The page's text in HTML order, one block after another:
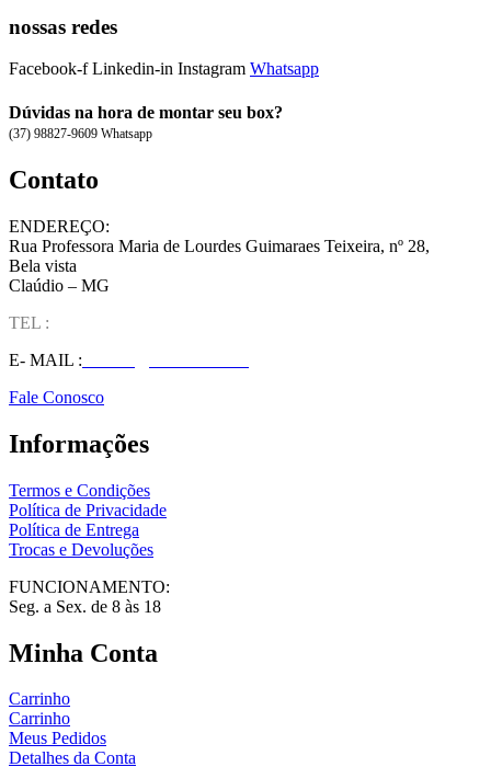
nossas redes
Facebook-f Linkedin-in Instagram Whatsapp
Dúvidas na hora de montar seu box?
(37) 98827-9609 Whatsapp
Contato
ENDEREÇO:
Rua Professora Maria de Lourdes Guimaraes Teixeira, nº 28,
Bela vista
Claúdio – MG
TEL :
E- MAIL :
Fale Conosco
Informações
Termos e Condições
Política de Privacidade
Política de Entrega
Trocas e Devoluções
FUNCIONAMENTO:
Seg. a Sex. de 8 às 18
Minha Conta
Carrinho
Carrinho
Meus Pedidos
Detalhes da Conta